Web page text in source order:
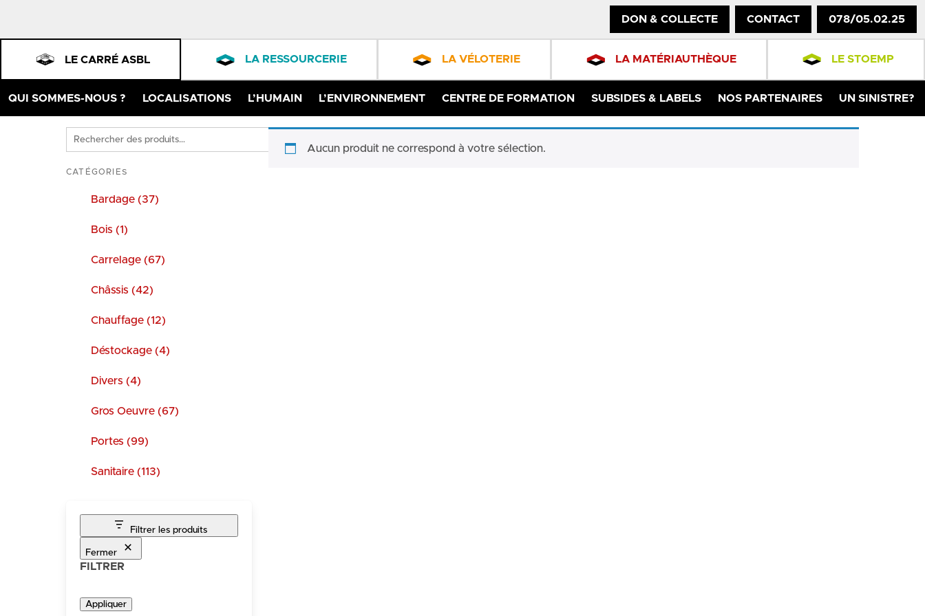
DON & COLLECTE CONTACT 078/05.02.25
LE CARRÉ ASBL LA RESSOURCERIE LA VÉLOTERIE LA MATÉRIAUTHÈQUE LE STOEMP
QUI SOMMES-NOUS ? LOCALISATIONS L’HUMAIN L’ENVIRONNEMENT CENTRE DE FORMATION SUBSIDES & LABELS NOS PARTENAIRES UN SINISTRE?
Rechercher
des
produits
CATÉGORIES
Bardage (37)
Bois (1)
Carrelage (67)
Châssis (42)
Chauffage (12)
Déstockage (4)
Divers (4)
Gros Oeuvre (67)
Portes (99)
Sanitaire (113)
Filtrer les produits
Fermer
FILTRER
Appliquer
Aucun produit ne correspond à votre sélection.